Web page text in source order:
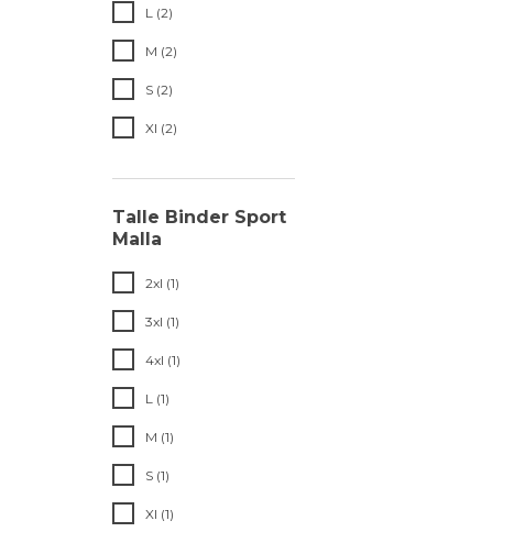
L (2)
M (2)
S (2)
Xl (2)
Talle Binder Sport
Malla
2xl (1)
3xl (1)
4xl (1)
L (1)
M (1)
S (1)
Xl (1)